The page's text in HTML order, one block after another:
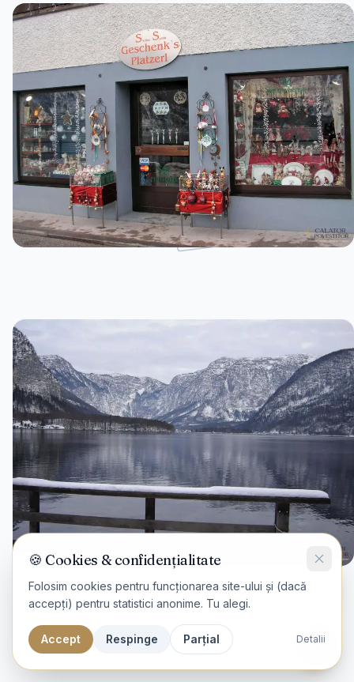
🍪 Cookies & confidențialitate
Folosim cookies pentru funcționarea site-ului și (dacă
accepți) pentru statistici anonime. Tu alegi.
Accept Respinge Parțial Detalii